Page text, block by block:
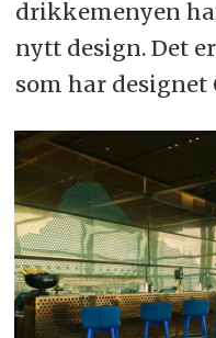
drikkemenyen
nytt design. Det
som har designet